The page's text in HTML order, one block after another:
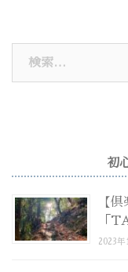
初
【
「
2023年